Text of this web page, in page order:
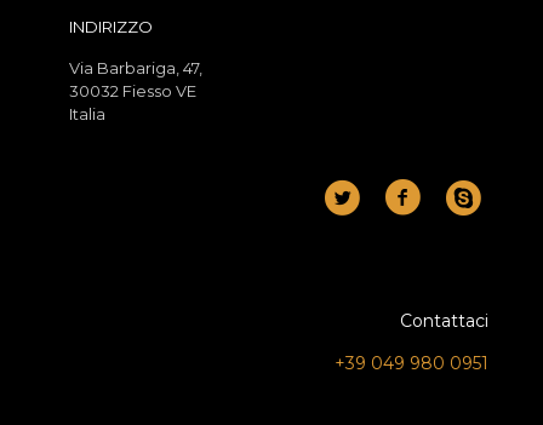
INDIRIZZO
Via Barbariga, 47,
30032 Fiesso VE
Italia
Contattaci
+39 049 980 0951